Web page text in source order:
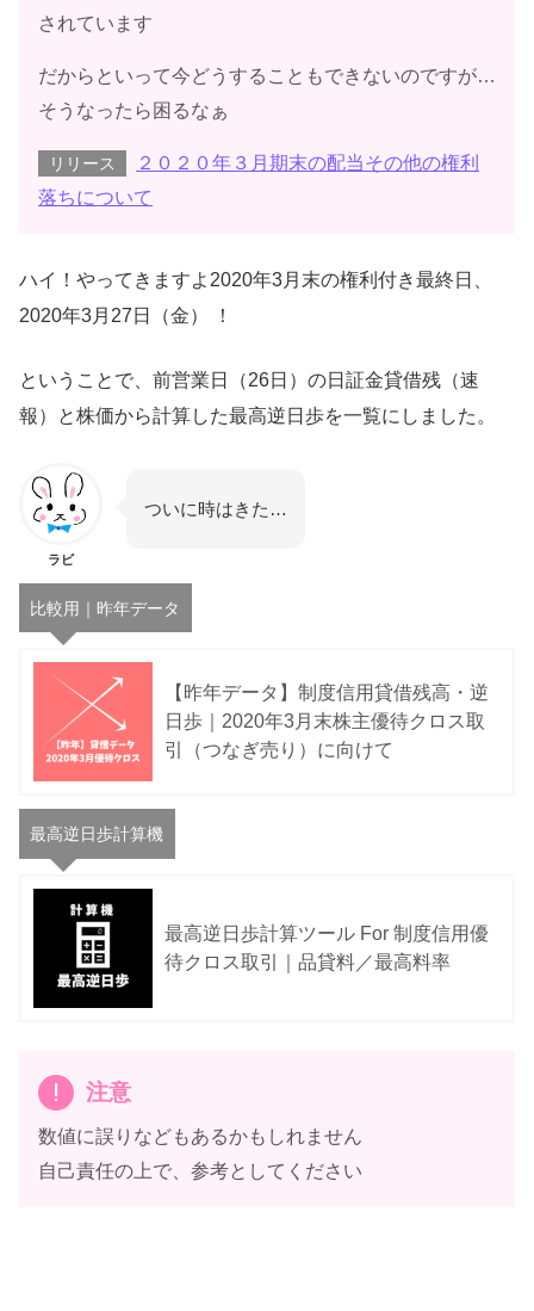
されています
だからといって今どうすることもできないのですが…
そうなったら困るなぁ
リリース
２０２０年３月期末の配当その他の権利
落ちについて
ハイ！やってきますよ2020年3月末の権利付き最終日、
2020年3月27日（金） ！
ということで、前営業日（26日）の日証金貸借残（速
報）と株価から計算した最高逆日歩を一覧にしました。
ラビ
ついに時はきた…
比較用｜昨年データ
【昨年データ】制度信用貸借残高・逆
日歩｜2020年3月末株主優待クロス取
引（つなぎ売り）に向けて
最高逆日歩計算機
最高逆日歩計算ツール For 制度信用優
待クロス取引｜品貸料／最高料率
注意
数値に誤りなどもあるかもしれません
自己責任の上で、参考としてください